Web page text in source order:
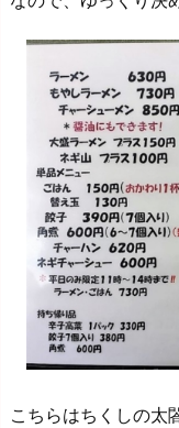
こちらはちくしの太